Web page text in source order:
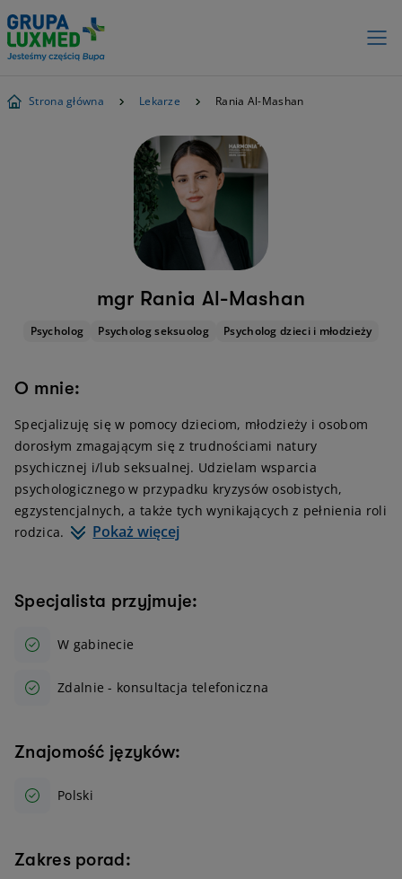
Strona główna Lekarze Rania Al-Mashan
mgr Rania Al-Mashan
Psycholog Psycholog seksuolog Psycholog dzieci i młodzieży
O mnie:
Specjalizuję się w pomocy dzieciom, młodzieży i osobom
dorosłym zmagającym się z trudnościami natury
psychicznej i/lub seksualnej. Udzielam wsparcia
psychologicznego w przypadku kryzysów osobistych,
egzystencjalnych, a także tych wynikających z pełnienia roli
rodzica.
Pokaż więcej
Specjalista przyjmuje:
W gabinecie
Zdalnie - konsultacja telefoniczna
Znajomość języków:
Polski
Zakres porad: